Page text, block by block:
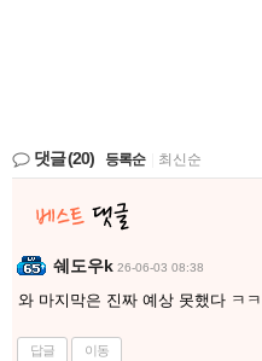
댓글(20) 등록순 최신순
쉐도우k 26-06-03 08:38
와 마지막은 진짜 예상 못했다 ㅋㅋ
답글 이동